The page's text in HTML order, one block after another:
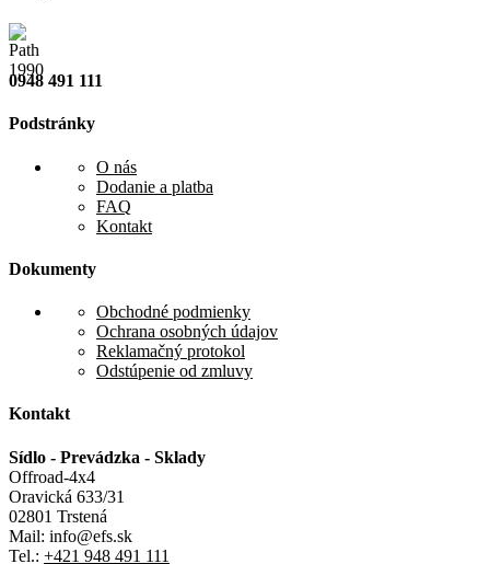
0948 491 111
Podstránky
O nás
Dodanie a platba
FAQ
Kontakt
Dokumenty
Obchodné podmienky
Ochrana osobných údajov
Reklamačný protokol
Odstúpenie od zmluvy
Kontakt
Sídlo - Prevádzka - Sklady
Offroad-4x4
Oravická 633/31
02801 Trstená
Mail: info@efs.sk
Tel.: +421 948 491 111